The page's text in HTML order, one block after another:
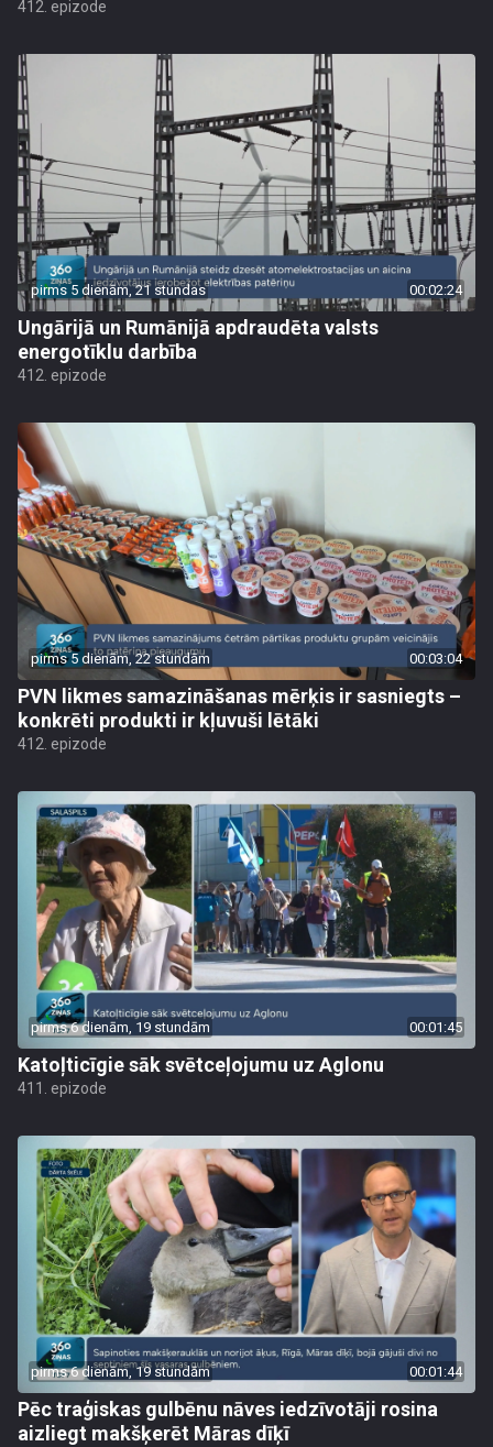
412. epizode
pirms 5 dienām, 21 stundas 00:02:24
Ungārijā un Rumānijā apdraudēta valsts
energotīklu darbība
412. epizode
pirms 5 dienām, 22 stundām 00:03:04
PVN likmes samazināšanas mērķis ir sasniegts –
konkrēti produkti ir kļuvuši lētāki
412. epizode
pirms 6 dienām, 19 stundām 00:01:45
Katoļticīgie sāk svētceļojumu uz Aglonu
411. epizode
pirms 6 dienām, 19 stundām 00:01:44
Pēc traģiskas gulbēnu nāves iedzīvotāji rosina
aizliegt makšķerēt Māras dīķī